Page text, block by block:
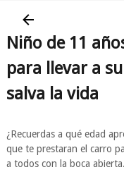
Niño de 11
para llevar a
salva la vida
¿Recuerdas a qué edad
que te prestaran el carro
a todos con la boca